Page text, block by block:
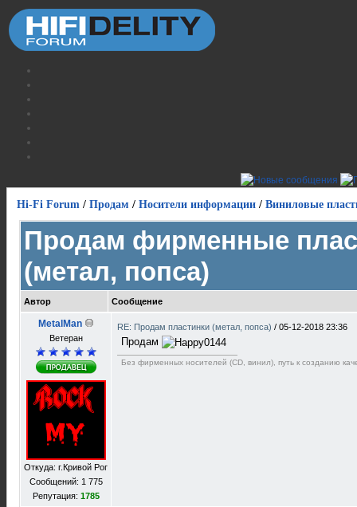
Hi-Fi Forum / Продам / Носители информации / Виниловые
Продам фирменные
(метал, попса)
Автор Сообщение
MetalMan
Ветеран
Откуда: г.Кривой Рог
Сообщений: 1 775
Репутация: 1785
RE: Продам пластинки (метал, попса) / 05-12-2018 23:36
Продам
Без фирменных носителей (CD, винил), путь к созданию